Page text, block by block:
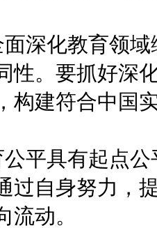
化教育领域
性。要抓好深
构建符合中国
具有起点公
过自身努力，
流动。